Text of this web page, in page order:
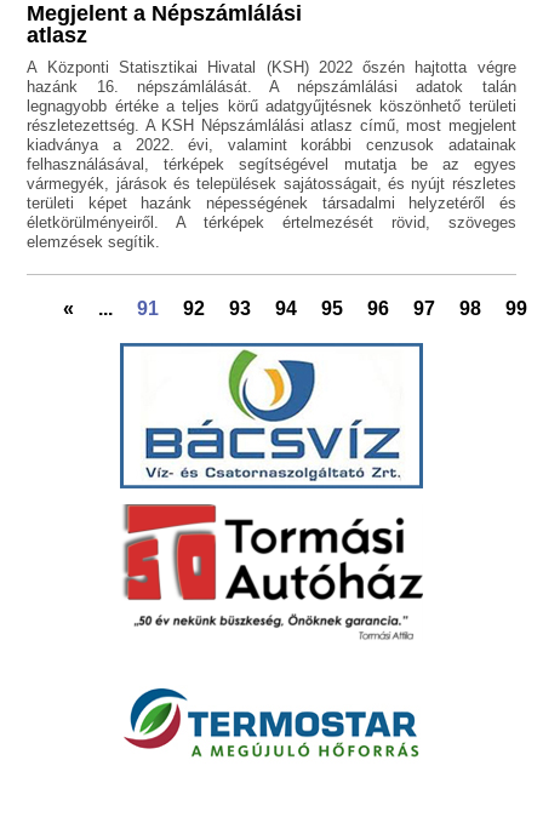
Megjelent a Népszámlálási
atlasz
A Központi Statisztikai Hivatal (KSH) 2022 őszén hajtotta végre
hazánk 16. népszámlálását. A népszámlálási adatok talán
legnagyobb értéke a teljes körű adatgyűjtésnek köszönhető területi
részletezettség. A KSH Népszámlálási atlasz című, most megjelent
kiadványa a 2022. évi, valamint korábbi cenzusok adatainak
felhasználásával, térképek segítségével mutatja be az egyes
vármegyék, járások és települések sajátosságait, és nyújt részletes
területi képet hazánk népességének társadalmi helyzetéről és
életkörülményeiről. A térképek értelmezését rövid, szöveges
elemzések segítik.
« ... 91 92 93 94 95 96 97 98 99